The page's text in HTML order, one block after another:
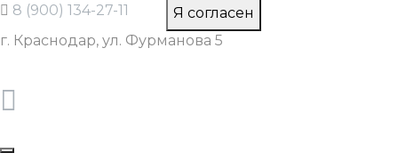
8 (900) 134-27-11
г. Краснодар, ул. Фурманова 5
Я согласен